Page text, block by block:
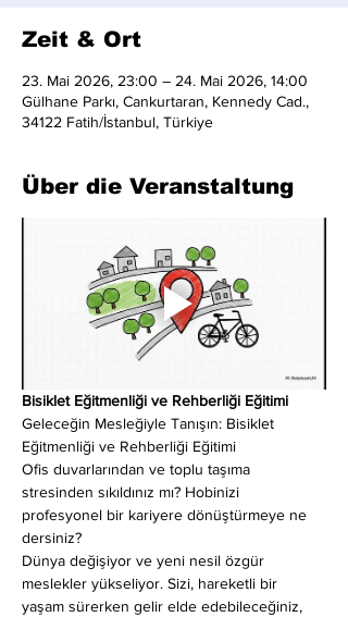
Zeit & Ort
23. Mai 2026, 23:00 – 24. Mai 2026, 14:00
Gülhane Parkı, Cankurtaran, Kennedy Cad.,
34122 Fatih/İstanbul, Türkiye
Über die Veranstaltung
Bisiklet Eğitmenliği ve Rehberliği Eğitimi
Geleceğin Mesleğiyle Tanışın: Bisiklet
Eğitmenliği ve Rehberliği Eğitimi
​Ofis duvarlarından ve toplu taşıma
stresinden sıkıldınız mı? Hobinizi
profesyonel bir kariyere dönüştürmeye ne
dersiniz?
​Dünya değişiyor ve yeni nesil özgür
meslekler yükseliyor. Sizi, hareketli bir
yaşam sürerken gelir elde edebileceğiniz,